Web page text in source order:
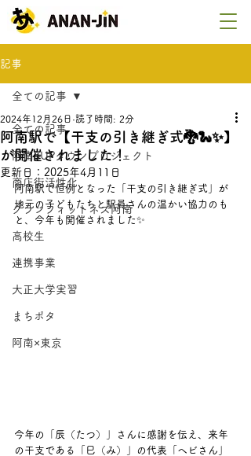
記事
全ての記事
阿南SUPタウンプロジェクト
商店街活性化
グランフィットネス阿南
高校生
連携事業
大正大学実習
まちポタ
阿南×東京
全ての記事
阿南駅で【干支の引き継ぎ式🐉🐍✨】
が開催されました！
2024年12月26日 読了時間: 2分
更新日： 2025年4月11日
阿南駅で恒例となった「干支の引き継ぎ式」が
地元の子どもたちと駅員さんの温かい協力のも
と、今年も開催されました✨
今年の「辰（たつ）」さんに感謝を伝え、来年
の干支である「巳（み）」の代表「ヘビさん」